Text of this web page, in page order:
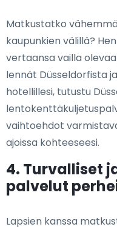
Matkustatko
kaupunkien välillä?
vertaansa vailla
lennät Düsseldorfista
hotellillesi, tutustu
vaihtoehdot
ajoissa kohteeseesi.
4. Turvalliset
palvelut
Lapsien kanssa